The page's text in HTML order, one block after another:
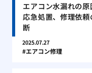
エアコン水漏れの原
応急処置、修理依頼
断
2025.07.27
エアコン修理